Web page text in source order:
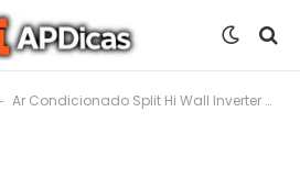
- Ar Condicionado Split Hi Wall Inverter Springer Midea Review Sincero